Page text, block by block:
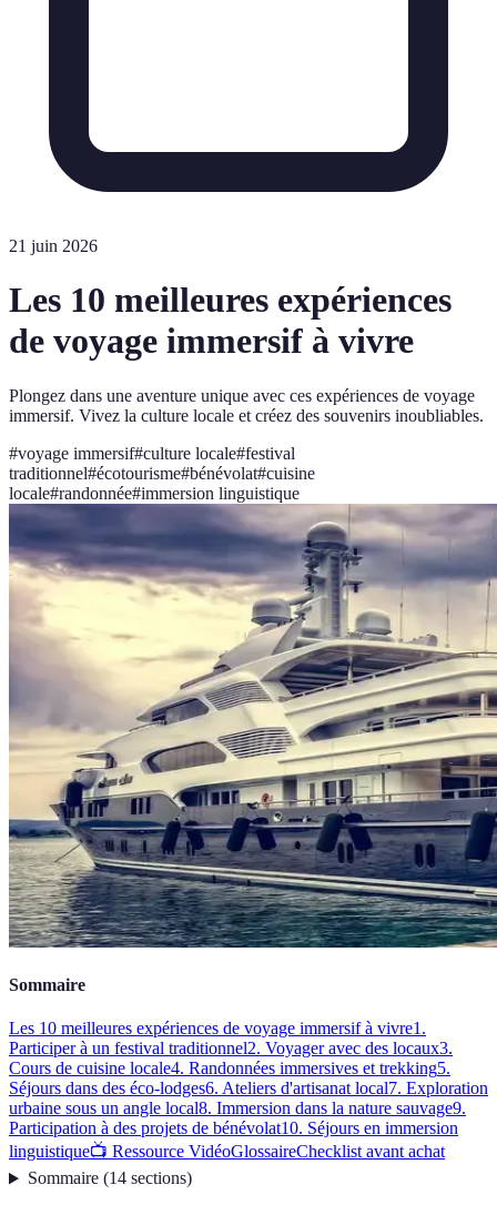
21 juin 2026
Les 10 meilleures expériences
de voyage immersif à vivre
Plongez dans une aventure unique avec ces expériences de voyage
immersif. Vivez la culture locale et créez des souvenirs inoubliables.
#voyage immersif#culture locale#festival
traditionnel#écotourisme#bénévolat#cuisine
locale#randonnée#immersion linguistique
Sommaire
Les 10 meilleures expériences de voyage immersif à vivre1.
Participer à un festival traditionnel2. Voyager avec des locaux3.
Cours de cuisine locale4. Randonnées immersives et trekking5.
Séjours dans des éco-lodges6. Ateliers d'artisanat local7. Exploration
urbaine sous un angle local8. Immersion dans la nature sauvage9.
Participation à des projets de bénévolat10. Séjours en immersion
linguistique📺 Ressource VidéoGlossaireChecklist avant achat
Sommaire(14 sections)